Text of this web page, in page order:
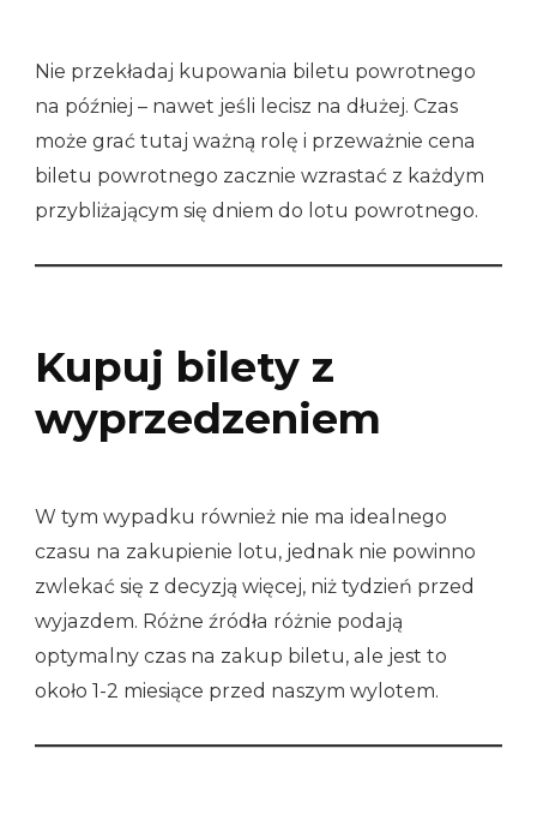
Nie przekładaj kupowania biletu powrotnego
na później – nawet jeśli lecisz na dłużej. Czas
może grać tutaj ważną rolę i przeważnie cena
biletu powrotnego zacznie wzrastać z każdym
przybliżającym się dniem do lotu powrotnego.
Kupuj bilety z
wyprzedzeniem
W tym wypadku również nie ma idealnego
czasu na zakupienie lotu, jednak nie powinno
zwlekać się z decyzją więcej, niż tydzień przed
wyjazdem. Różne źródła różnie podają
optymalny czas na zakup biletu, ale jest to
około 1-2 miesiące przed naszym wylotem.